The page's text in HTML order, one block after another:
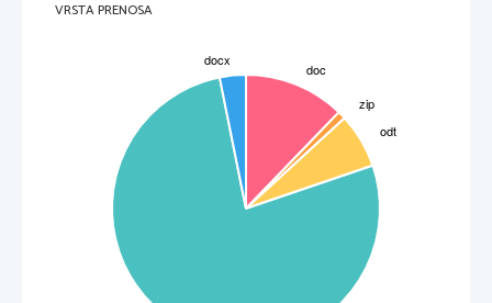
VRSTA PRENOSA